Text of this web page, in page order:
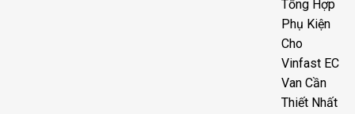
Tổng Hợp
Phụ Kiện
Cho
Vinfast EC
Van Cần
Thiết Nhất